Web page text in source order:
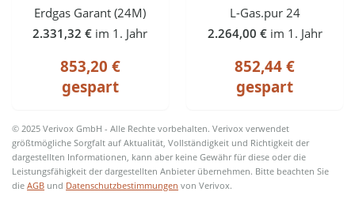
Erdgas Garant (24M)
2.331,32 € im 1. Jahr
853,20 €
gespart
L-Gas.pur 24
2.264,00 € im 1. Jahr
852,44 €
gespart
© 2025 Verivox GmbH - Alle Rechte vorbehalten. Verivox verwendet
größtmögliche Sorgfalt auf Aktualität, Vollständigkeit und Richtigkeit der
dargestellten Informationen, kann aber keine Gewähr für diese oder die
Leistungsfähigkeit der dargestellten Anbieter übernehmen. Bitte beachten Sie
dieAGB und Datenschutzbestimmungen von Verivox.